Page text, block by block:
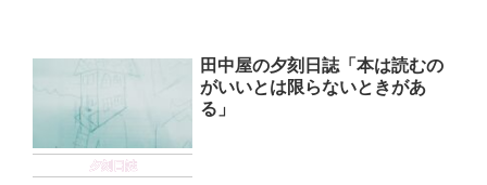
夕刻日誌
田中屋の夕刻日誌「本は読むの
がいいとは限らないときがあ
る」